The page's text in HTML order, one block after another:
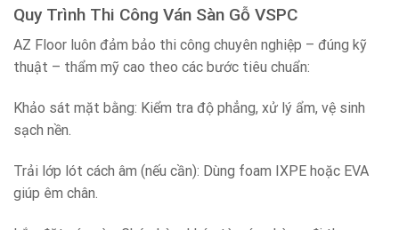
Quy Trình Thi Công Ván Sàn Gỗ VSPC
AZ Floor luôn đảm bảo thi công chuyên nghiệp – đúng kỹ
thuật – thẩm mỹ cao theo các bước tiêu chuẩn:
Khảo sát mặt bằng: Kiểm tra độ phẳng, xử lý ẩm, vệ sinh
sạch nền.
Trải lớp lót cách âm (nếu cần): Dùng foam IXPE hoặc EVA
giúp êm chân.